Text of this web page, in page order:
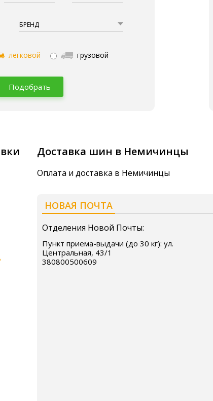
БРЕНД
легковой грузовой
Подобрать
Доставка шин в Немичинцы
Оплата и доставка в Немичинцы
НОВАЯ ПОЧТА
Отделения Новой Почты:
Пункт приема-выдачи (до 30 кг): ул.
Центральная, 43/1
380800500609